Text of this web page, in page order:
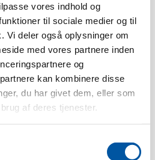
vores indhold og
til sociale medier og til
Vi deler også oplysninger om
med vores partnere inden
og
kan kombinere disse
du har givet dem, eller som
af deres tjenester.
Doux
55 mm.
Fleuré
100 °C
6
0.46
47 x 33 x 13
5704161011268